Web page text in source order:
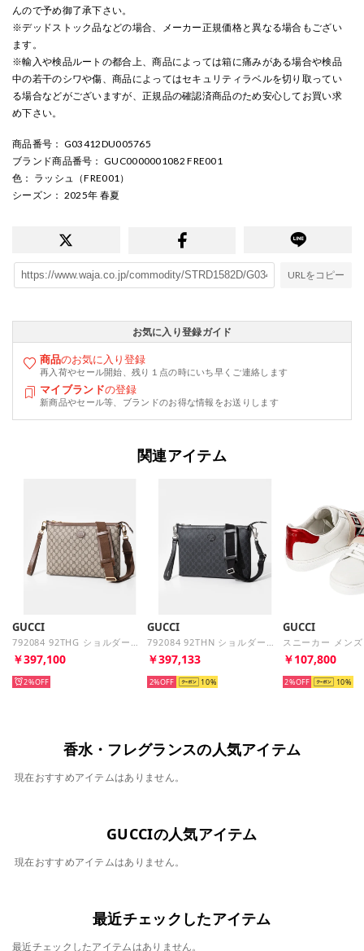
んので予め御了承下さい。
※デッドストック品などの場合、メーカー正規価格と異なる場合もござい
ます。
※輸入や検品ルートの都合上、商品によっては箱に痛みがある場合や検品
中の若干のシワや傷、商品によってはセキュリティラベルを切り取ってい
る場合などがございますが、正規品の確認済商品のため安心してお買い求
め下さい。
商品番号 ： G03412DU005765
ブランド商品番号 ： GUC0000001082 FRE001
色 ： ラッシュ（FRE001）
シーズン ： 2025年 春夏
URLをコピー
お気に入り登録ガイド
商品のお気に入り登録
再入荷やセール開始、残り１点の時にいち早くご連絡します
マイブランドの登録
新商品やセール等、ブランドのお得な情報をお送りします
関連アイテム
GUCCI
792084 92THG ショルダーバッグ CROSSBODY BAGS T.GG SUPR/AZAL. メンズ バッグ インターロッキングG付き （ベージュ）
￥397,100
2%
GUCCI
792084 92THN ショルダーバッグ CROSSBODY BAGS T.GG SUPR/AZAL. メンズ バッグ インターロッキングG付き （ブラック）
￥397,133
2% 10
GUCCI
￥107,800
2% 10
香水・フレグランスの人気アイテム
現在おすすめアイテムはありません。
GUCCIの人気アイテム
現在おすすめアイテムはありません。
最近チェックしたアイテム
最近チェックしたアイテムはありません。